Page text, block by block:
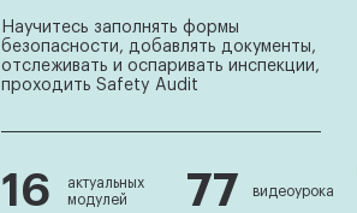
Научитесь заполнять формы
безопасности, добавлять документы,
отслеживать и оспаривать инспекции,
проходить Safety Audit
16
актуальных
модулей
77 видеоурока